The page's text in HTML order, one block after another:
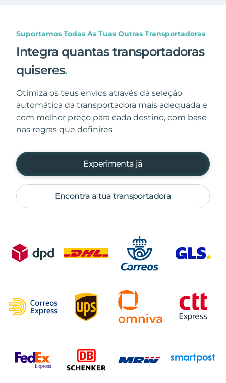
Suportamos Todas As Tuas Outras Transportadoras
Integra quantas transportadoras
quiseres.
Otimiza os teus envios através da seleção
automática da transportadora mais adequada e
com melhor preço para cada destino, com base
nas regras que definires
Experimenta já
Encontra a tua transportadora